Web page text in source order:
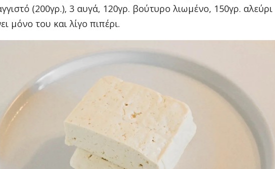
(200γρ.), 3 αυγά, 120γρ. βούτυρο λιωμένο, 150γρ. αλεύρι
μόνο του και λίγο πιπέρι.